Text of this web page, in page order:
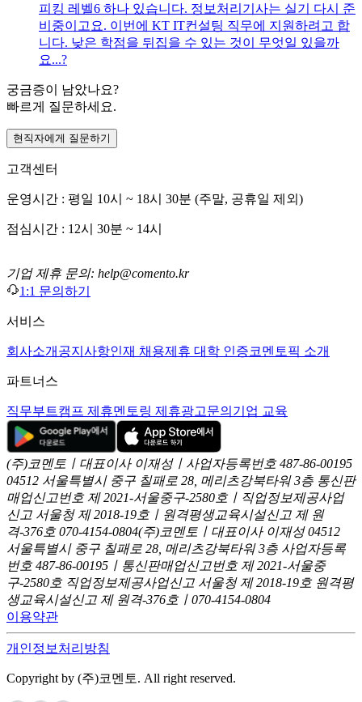
피킹 레벨6 하나 있습니다. 정보처리기사는 실기 다시 준
비중이고요. 이번에 KT IT컨설팅 직무에 지원하려고 합
니다. 낮은 학점을 뒤집을 수 있는 것이 무엇일 있을까
요...?
궁금증이 남았나요?
빠르게 질문하세요.
현직자에게 질문하기
고객센터
운영시간 : 평일 10시 ~ 18시 30분 (주말, 공휴일 제외)
점심시간 : 12시 30분 ~ 14시
기업 제휴 문의: help@comento.kr
1:1 문의하기
서비스
회사소개 공지사항인재 채용제휴 대학 인증코멘토픽 소개
파트너스
직무부트캠프 제휴멘토링 제휴광고문의 기업 교육
(주)코멘토ㅣ대표이사 이재성ㅣ사업자등록번호 487-86-00195
04512 서울특별시 중구 칠패로 28, 메리츠강북타워 3층 통신판
매업신고번호 제 2021-서울중구-2580호ㅣ직업정보제공사업
신고 서울청 제 2018-19호ㅣ원격평생교육시설신고 제 원
격-376호 070-4154-0804(주)코멘토ㅣ대표이사 이재성 04512
서울특별시 중구 칠패로 28, 메리츠강북타워 3층 사업자등록
번호 487-86-00195ㅣ통신판매업신고번호 제 2021-서울중
구-2580호 직업정보제공사업신고 서울청 제 2018-19호 원격평
생교육시설신고 제 원격-376호ㅣ070-4154-0804
이용약관
개인정보처리방침
Copyright by (주)코멘토. All right reserved.